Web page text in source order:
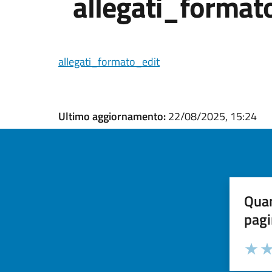
allegati_formato_edit
Ultimo aggiornamento:22/08/2025, 15:24
Valuta